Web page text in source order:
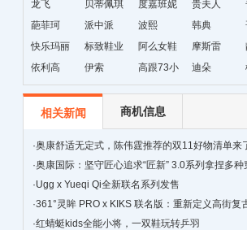
国暴龙
龙飞
贝蒂佩琪 度嘉班妮 贵夫人
葩菲珂
派中派 波熙 韩典
快乐玛丽
标致鞋业 阿么女鞋 摩斯雷
依利高
伊索
高跟73小
时
迪朵
相关新闻 商机信息
·奥康舒适无定式，陈伟霆推荐的双11好物清单来
·奥康国际：坚守匠心追求“匠新” 3.0系列拿捏多种
景
·Ugg x Yueqi Qi全新联名系列发售
·361°灵眸 PRO x KIKS 联名版：重新定义高街复
跑鞋
·红蜻蜓kids全能小将，一双鞋玩转乒羽